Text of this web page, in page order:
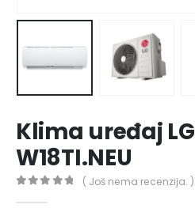
Klima uređaj LG
W18TI.NEU
( Još nema recenzija. )